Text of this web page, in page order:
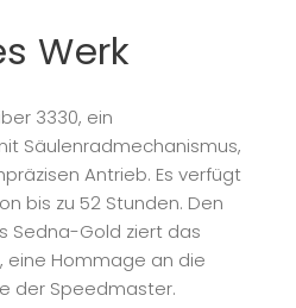
Werk
3330, ein
Säulenradmechanismus,
Antrieb. Es verfügt
bis zu 52 Stunden. Den
Sedna-Gold ziert das
eine Hommage an die
der Speedmaster.